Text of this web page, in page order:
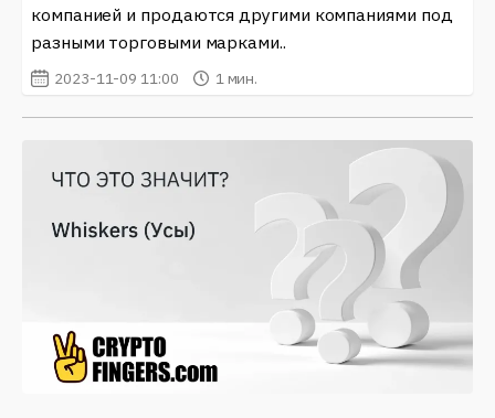
компанией и продаются другими компаниями под
разными торговыми марками..
2023-11-09 11:00 1 мин.